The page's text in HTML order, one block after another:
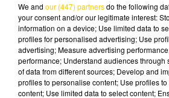
9 août 2025 - 4 min 38 sec
We and our (447) partnersdo the following
your consent and/or our legitimate interest:
information on a device; Use limited data to
profiles for personalised advertising; Use
advertising; Measure advertising
performance; Understand audiences through
of data from different sources; Develop and
profiles to personalise content; Use profiles
content; Use limited data to select content;